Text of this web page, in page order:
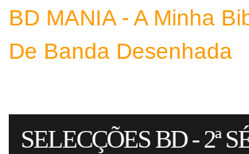
BD MANIA - A Minha
De Banda Desenhada
SELECÇÕES BD - 2ª